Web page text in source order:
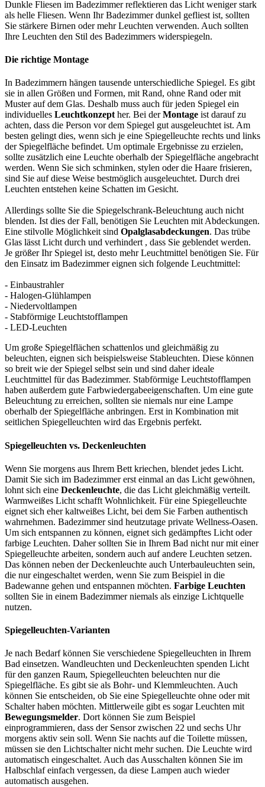
Dunkle Fliesen im Badezimmer reflektieren das Licht weniger stark
als helle Fliesen. Wenn Ihr Badezimmer dunkel gefliest ist, sollten
Sie stärkere Birnen oder mehr Leuchten verwenden. Auch sollten
Ihre Leuchten den Stil des Badezimmers widerspiegeln.
Die richtige Montage
In Badezimmern hängen tausende unterschiedliche Spiegel. Es gibt
sie in allen Größen und Formen, mit Rand, ohne Rand oder mit
Muster auf dem Glas. Deshalb muss auch für jeden Spiegel ein
individuelles Leuchtkonzept her. Bei derMontage ist darauf zu
achten, dass die Person vor dem Spiegel gut ausgeleuchtet ist. Am
besten gelingt dies, wenn sich je eine Spiegelleuchte rechts und links
der Spiegelfläche befindet. Um optimale Ergebnisse zu erzielen,
sollte zusätzlich eine Leuchte oberhalb der Spiegelfläche angebracht
werden. Wenn Sie sich schminken, stylen oder die Haare frisieren,
sind Sie auf diese Weise bestmöglich ausgeleuchtet. Durch drei
Leuchten entstehen keine Schatten im Gesicht.
Allerdings sollte Sie die Spiegelschrank-Beleuchtung auch nicht
blenden. Ist dies der Fall, benötigen Sie Leuchten mit Abdeckungen.
Eine stilvolle Möglichkeit sind Opalglasabdeckungen. Das trübe
Glas lässt Licht durch und verhindert , dass Sie geblendet werden.
Je größer Ihr Spiegel ist, desto mehr Leuchtmittel benötigen Sie. Für
den Einsatz im Badezimmer eignen sich folgende Leuchtmittel:
- Einbaustrahler
- Halogen-Glühlampen
- Niedervoltlampen
- Stabförmige Leuchtstofflampen
- LED-Leuchten
Um große Spiegelflächen schattenlos und gleichmäßig zu
beleuchten, eignen sich beispielsweise Stableuchten. Diese können
so breit wie der Spiegel selbst sein und sind daher ideale
Leuchtmittel für das Badezimmer. Stabförmige Leuchtstofflampen
haben außerdem gute Farbwiedergabeeigenschaften. Um eine gute
Beleuchtung zu erreichen, sollten sie niemals nur eine Lampe
oberhalb der Spiegelfläche anbringen. Erst in Kombination mit
seitlichen Spiegelleuchten wird das Ergebnis perfekt.
Spiegelleuchten vs. Deckenleuchten
Wenn Sie morgens aus Ihrem Bett kriechen, blendet jedes Licht.
Damit Sie sich im Badezimmer erst einmal an das Licht gewöhnen,
lohnt sich eine Deckenleuchte, die das Licht gleichmäßig verteilt.
Warmweißes Licht schafft Wohnlichkeit. Für eine Spiegelleuchte
eignet sich eher kaltweißes Licht, bei dem Sie Farben authentisch
wahrnehmen. Badezimmer sind heutzutage private Wellness-Oasen.
Um sich entspannen zu können, eignet sich gedämpftes Licht oder
farbige Leuchten. Daher sollten Sie in Ihrem Bad nicht nur mit einer
Spiegelleuchte arbeiten, sondern auch auf andere Leuchten setzen.
Das können neben der Deckenleuchte auch Unterbauleuchten sein,
die nur eingeschaltet werden, wenn Sie zum Beispiel in die
Badewanne gehen und entspannen möchten. Farbige Leuchten
sollten Sie in einem Badezimmer niemals als einzige Lichtquelle
nutzen.
Spiegelleuchten-Varianten
Je nach Bedarf können Sie verschiedene Spiegelleuchten in Ihrem
Bad einsetzen. Wandleuchten und Deckenleuchten spenden Licht
für den ganzen Raum, Spiegelleuchten beleuchten nur die
Spiegelfläche. Es gibt sie als Bohr- und Klemmleuchten. Auch
können Sie entscheiden, ob Sie eine Spiegelleuchte ohne oder mit
Schalter haben möchten. Mittlerweile gibt es sogar Leuchten mit
Bewegungsmelder. Dort können Sie zum Beispiel
einprogrammieren, dass der Sensor zwischen 22 und sechs Uhr
morgens aktiv sein soll. Wenn Sie nachts auf die Toilette müssen,
müssen sie den Lichtschalter nicht mehr suchen. Die Leuchte wird
automatisch eingeschaltet. Auch das Ausschalten können Sie im
Halbschlaf einfach vergessen, da diese Lampen auch wieder
automatisch ausgehen.